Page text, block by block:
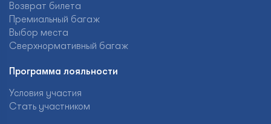
Возврат билета
Премиальный багаж
Выбор места
Сверхнормативный багаж
Программа лояльности
Условия участия
Стать участником